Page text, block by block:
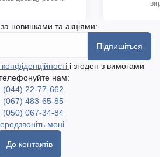
новинками та акціями:
Підпишіться
і згоден з вимогами
нам:
(044) 22-77-662
(067) 483-65-85
(050) 067-34-84
мені
До контактів